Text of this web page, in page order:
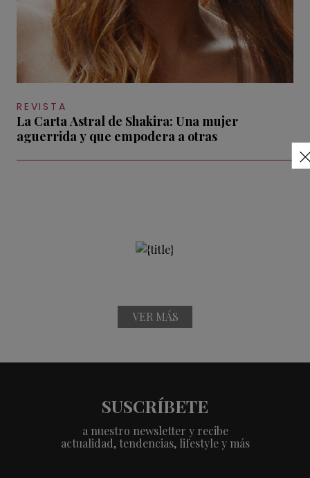
REVISTA
La Carta Astral de Shakira: Una mujer
aguerrida y que empodera a otras
VER MÁS
SUSCRÍBETE
a nuestro newsletter y recibe
actualidad, tendencias, lifestyle y más